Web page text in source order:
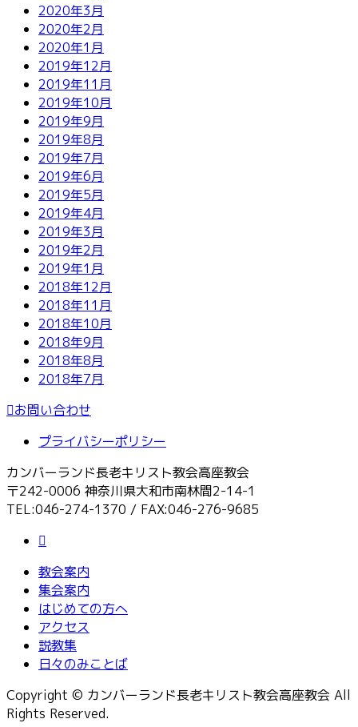
2020年3月
2020年2月
2020年1月
2019年12月
2019年11月
2019年10月
2019年9月
2019年8月
2019年7月
2019年6月
2019年5月
2019年4月
2019年3月
2019年2月
2019年1月
2018年12月
2018年11月
2018年10月
2018年9月
2018年8月
2018年7月
お問い合わせ
プライバシーポリシー
カンバーランド長老キリスト教会高座教会
〒242-0006 神奈川県大和市南林間2-14-1
TEL:046-274-1370 / FAX:046-276-9685
教会案内
集会案内
はじめての方へ
アクセス
説教集
日々のみことば
Copyright © カンバーランド長老キリスト教会高座教会 All
Rights Reserved.